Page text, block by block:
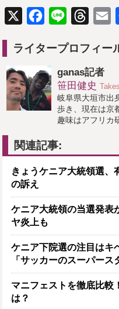
X Facebook
Line
ライタープロフィー
ganas記者
笹田健史
岐阜県大垣市出
歩き、現在は京
趣味はアフリカ
関連記事:
きょうケニア大統領選、
の訴え
ケニア大統領の当選発表
ヤ炎上も
ケニア下院選の注目はキ
「サッカーのスーパース
マニフェストを徹底比
は？